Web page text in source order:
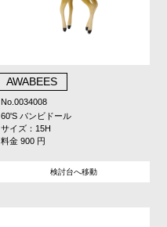
AWABEES
No.0034008
60'S バンビドール
サイズ：15H
料金 900 円
検討台へ移動